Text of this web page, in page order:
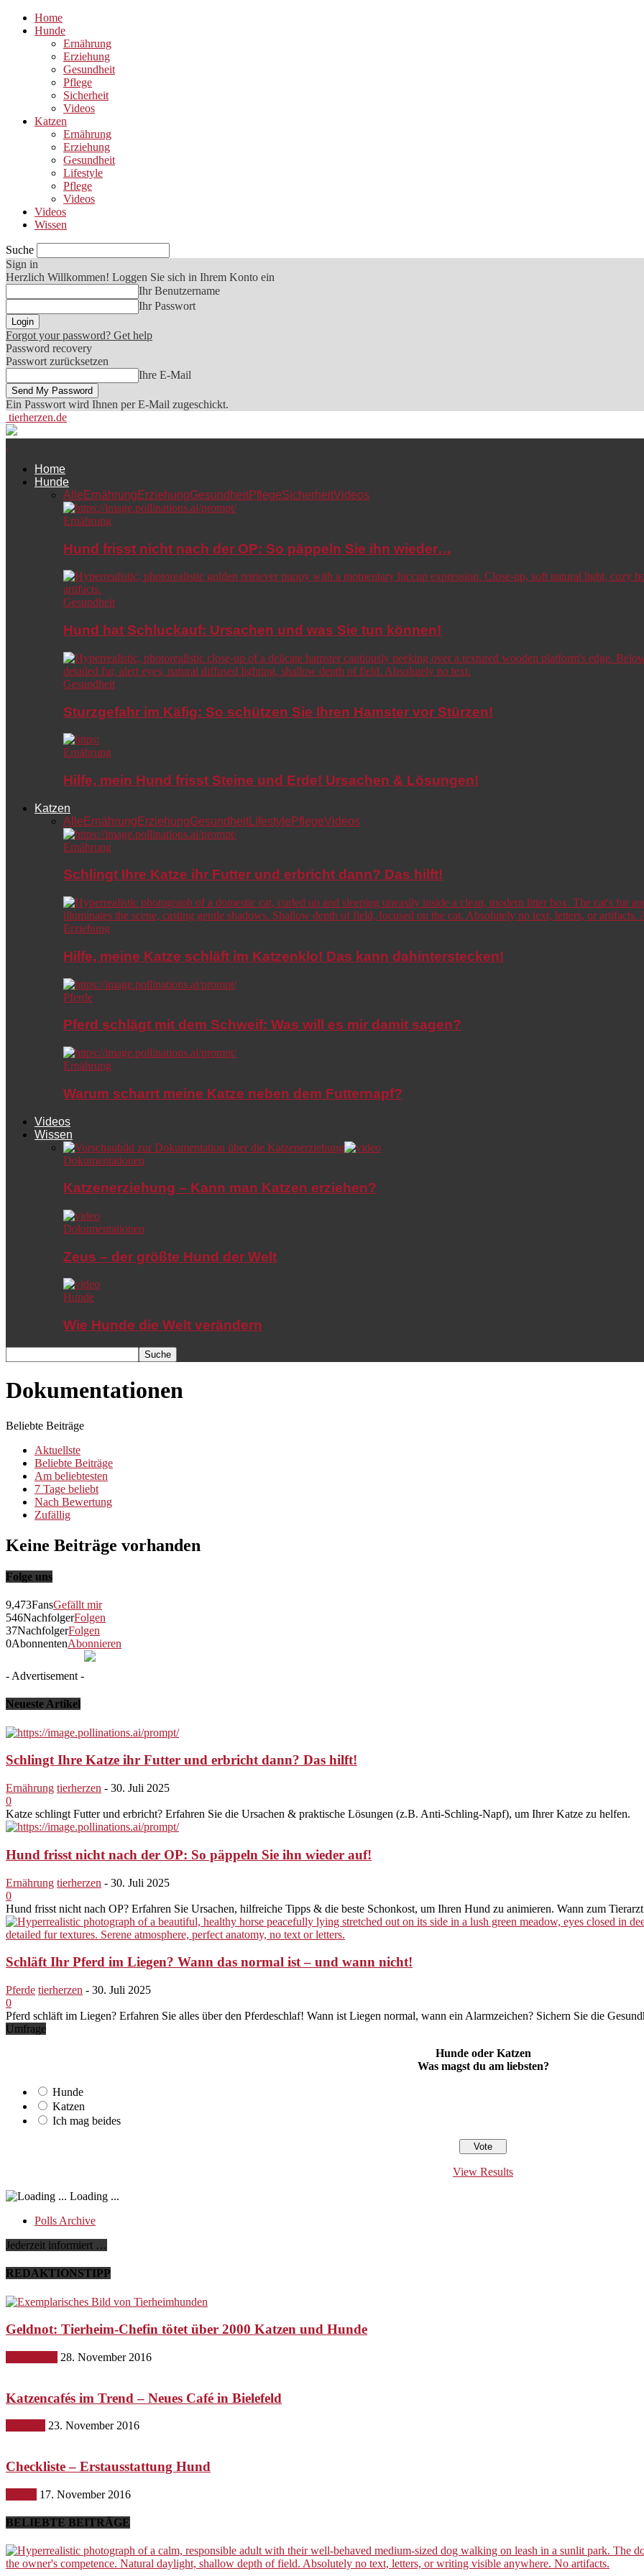
Home
Hunde
Ernährung
Erziehung
Gesundheit
Pflege
Sicherheit
Videos
Katzen
Ernährung
Erziehung
Gesundheit
Lifestyle
Pflege
Videos
Videos
Wissen
Suche
Sign in
Herzlich Willkommen! Loggen Sie sich in Ihrem Konto ein
Ihr Benutzername
Ihr Passwort
Forgot your password? Get help
Password recovery
Passwort zurücksetzen
Ihre E-Mail
Ein Passwort wird Ihnen per E-Mail zugeschickt.
tierherzen.de
Home
Hunde
Alle Ernährung ErziehungGesundheitPflegeSicherheitVideos
Ernährung
Hund frisst nicht nach der OP: So päppeln Sie ihn wieder…
Gesundheit
Hund hat Schluckauf: Ursachen und was Sie tun können!
Gesundheit
Sturzgefahr im Käfig: So schützen Sie Ihren Hamster vor Stürzen!
Ernährung
Hilfe, mein Hund frisst Steine und Erde! Ursachen & Lösungen!
Katzen
Alle Ernährung ErziehungGesundheitLifestyle PflegeVideos
Ernährung
Schlingt Ihre Katze ihr Futter und erbricht dann? Das hilft!
Erziehung
Hilfe, meine Katze schläft im Katzenklo! Das kann dahinterstecken!
Pferde
Pferd schlägt mit dem Schweif: Was will es mir damit sagen?
Ernährung
Warum scharrt meine Katze neben dem Futternapf?
Videos
Wissen
Dokumentationen
Katzenerziehung – Kann man Katzen erziehen?
Dokumentationen
Zeus – der größte Hund der Welt
Hunde
Wie Hunde die Welt verändern
Dokumentationen
Beliebte Beiträge
Aktuellste
Beliebte Beiträge
Am beliebtesten
7 Tage beliebt
Nach Bewertung
Zufällig
Keine Beiträge vorhanden
Folge uns
9,473FansGefällt mir
546NachfolgerFolgen
37NachfolgerFolgen
0AbonnentenAbonnieren
- Advertisement -
Neueste Artikel
Schlingt Ihre Katze ihr Futter und erbricht dann? Das hilft!
Ernährung tierherzen - 30. Juli 2025
0
Katze schlingt Futter und erbricht? Erfahren Sie die Ursachen & praktische Lösungen (z.B. Anti-Schling-Napf), um Ihrer Katze zu helfen.
Hund frisst nicht nach der OP: So päppeln Sie ihn wieder auf!
Ernährung tierherzen - 30. Juli 2025
0
Hund frisst nicht nach OP? Erfahren Sie Ursachen, hilfreiche Tipps & die beste Schonkost, um Ihren Hund zu animieren. Wann zum
Schläft Ihr Pferd im Liegen? Wann das normal ist – und wann nicht!
Pferde tierherzen - 30. Juli 2025
0
Pferd schläft im Liegen? Erfahren Sie alles über den Pferdeschlaf! Wann ist Liegen normal, wann ein Alarmzeichen? Sichern Sie die
Umfrage
Hunde oder Katzen
Was magst du am liebsten?
Hunde
Katzen
Ich mag beides
View Results
Loading ...
Polls Archive
Jederzeit informiert …
REDAKTIONSTIPP
Geldnot: Tierheim-Chefin tötet über 2000 Katzen und Hunde
28. November 2016
Katzencafés im Trend – Neues Café in Bielefeld
23. November 2016
Checkliste – Erstausstattung Hund
17. November 2016
BELIEBTE BEITRÄGE